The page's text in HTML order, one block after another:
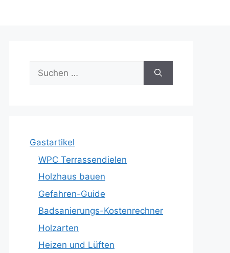
Suche
nach:
Gastartikel
WPC Terrassendielen
Holzhaus bauen
Gefahren-Guide
Badsanierungs-Kostenrechner
Holzarten
Heizen und Lüften